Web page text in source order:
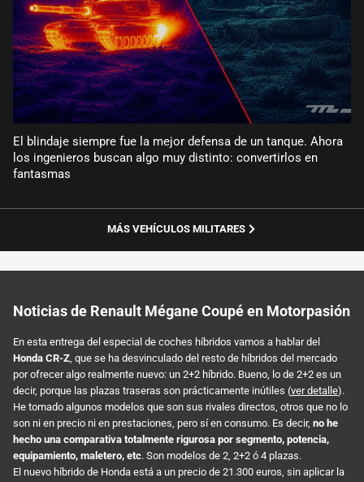
El blindaje siempre fue la mejor defensa de un tanque. Ahora
los ingenieros buscan algo muy distinto: convertirlos en
fantasmas
MÁS VEHÍCULOS MILITARES
Noticias de Renault Mégane Coupé en Motorpasión
En esta entrega del especial de coches híbridos vamos a hablar del
Honda CR-Z , que se ha desvinculado del resto de híbridos del mercado
por ofrecer algo realmente nuevo: un 2+2 híbrido. Bueno, lo de 2+2 es un
decir, porque las plazas traseras son prácticamente inútiles (ver detalle).
He tomado algunos modelos que son sus rivales directos, otros que no lo
son ni en precio ni en prestaciones, pero sí en consumo. Es decir, no he
hecho una comparativa totalmente rigurosa por segmento, potencia,
equipamiento, maletero, etc. Son modelos de 2, 2+2 ó 4 plazas.
El nuevo híbrido de Honda está a un precio de 21.300 euros, sin aplicar la